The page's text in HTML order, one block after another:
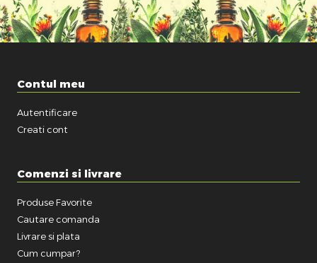
Contul meu
Autentificare
Creati cont
Comenzi si livrare
Produse Favorite
Cautare comanda
Livrare si plata
Cum cumpar?